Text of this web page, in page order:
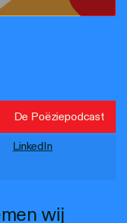
wij
De Poëziepodcast
LinkedIn